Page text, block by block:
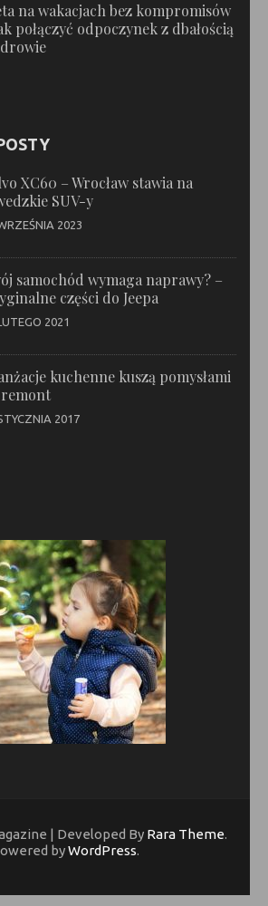
na wakacjach bez kompromisów
połączyć odpoczynek z dbałością
XC60 – Wrocław stawia na
SUV-y
2023
samochód wymaga naprawy? –
części do Jeepa
2021
kuchenne kuszą pomysłami
2017
| Developed By Rara Theme.
byWordPress.